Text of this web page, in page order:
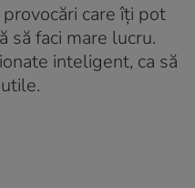
care îți pot
să faci mare lucru.
inteligent, ca să